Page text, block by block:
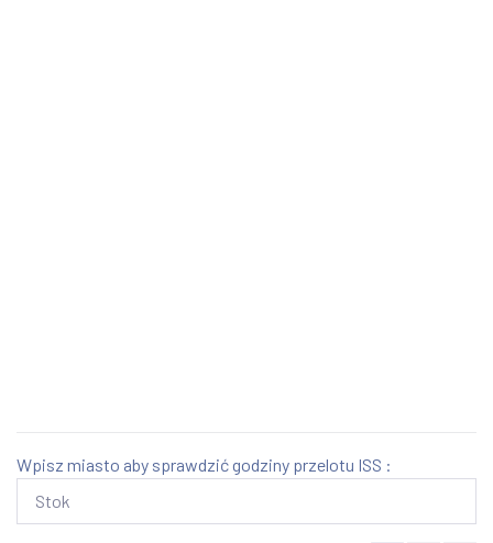
Wpisz miasto aby sprawdzić godziny przelotu ISS :